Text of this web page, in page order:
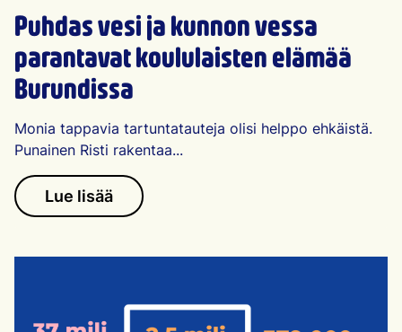
Puhdas vesi ja kunnon vessa
parantavat koululaisten elämää
Burundissa
Monia tappavia tartuntatauteja olisi helppo ehkäistä.
Punainen Risti rakentaa...
Lue lisää